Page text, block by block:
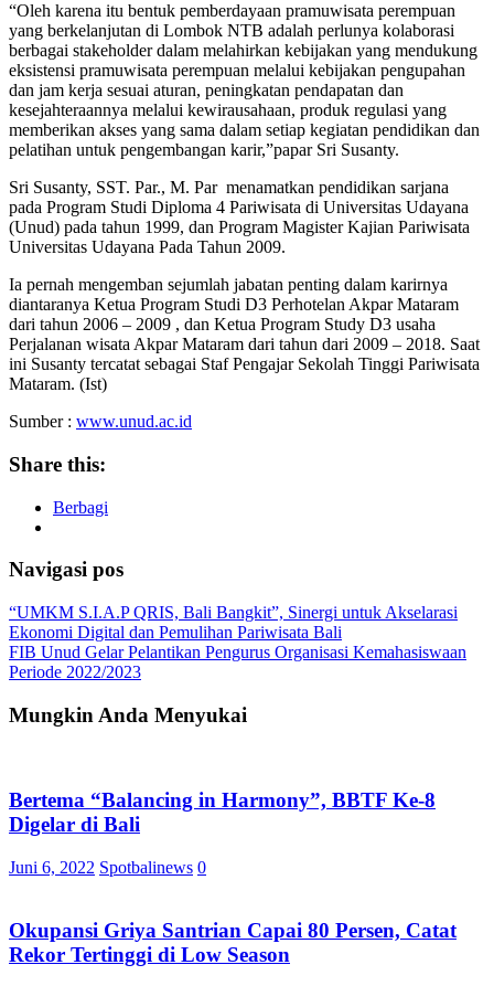
“Oleh karena itu bentuk pemberdayaan pramuwisata perempuan
yang berkelanjutan di Lombok NTB adalah perlunya kolaborasi
berbagai stakeholder dalam melahirkan kebijakan yang mendukung
eksistensi pramuwisata perempuan melalui kebijakan pengupahan
dan jam kerja sesuai aturan, peningkatan pendapatan dan
kesejahteraannya melalui kewirausahaan, produk regulasi yang
memberikan akses yang sama dalam setiap kegiatan pendidikan dan
pelatihan untuk pengembangan karir,”papar Sri Susanty.
Sri Susanty, SST. Par., M. Par menamatkan pendidikan sarjana
pada Program Studi Diploma 4 Pariwisata di Universitas Udayana
(Unud) pada tahun 1999, dan Program Magister Kajian Pariwisata
Universitas Udayana Pada Tahun 2009.
Ia pernah mengemban sejumlah jabatan penting dalam karirnya
diantaranya Ketua Program Studi D3 Perhotelan Akpar Mataram
dari tahun 2006 – 2009 , dan Ketua Program Study D3 usaha
Perjalanan wisata Akpar Mataram dari tahun dari 2009 – 2018. Saat
ini Susanty tercatat sebagai Staf Pengajar Sekolah Tinggi Pariwisata
Mataram. (Ist)
Sumber : www.unud.ac.id
Share this:
Berbagi
Navigasi pos
“UMKM S.I.A.P QRIS, Bali Bangkit”, Sinergi untuk Akselarasi
Ekonomi Digital dan Pemulihan Pariwisata Bali
FIB Unud Gelar Pelantikan Pengurus Organisasi Kemahasiswaan
Periode 2022/2023
Mungkin Anda Menyukai
Bertema “Balancing in Harmony”, BBTF Ke-8
Digelar di Bali
Juni 6, 2022 Spotbalinews 0
Okupansi Griya Santrian Capai 80 Persen, Catat
Rekor Tertinggi di Low Season